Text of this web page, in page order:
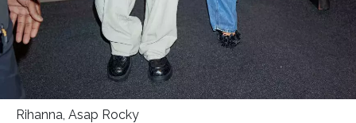
INFORMACE
REDAKCE
Rihanna, Asap Rocky